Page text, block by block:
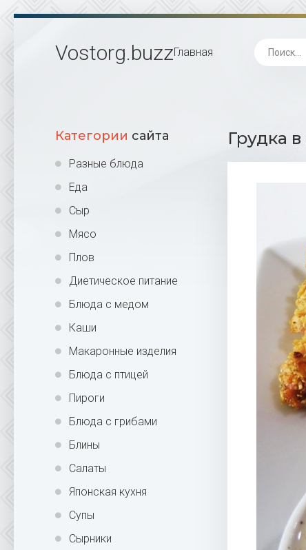
Vostorg.buzzГлавная
Категории сайта
Разные блюда
Еда
Сыр
Мясо
Плов
Диетическое питание
Блюда с медом
Каши
Макаронные изделия
Блюда с птицей
Пироги
Блюда с грибами
Блины
Салаты
Японская кухня
Супы
Сырники
Грудка